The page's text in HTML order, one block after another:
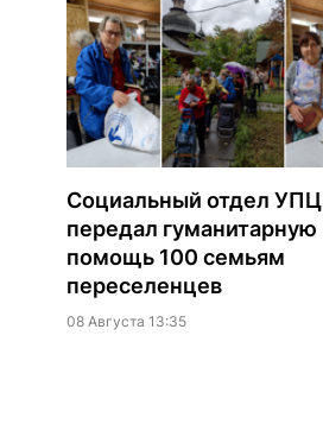
Социальный отдел УПЦ
передал гуманитарную
помощь 100 семьям
переселенцев
08 Августа 13:35